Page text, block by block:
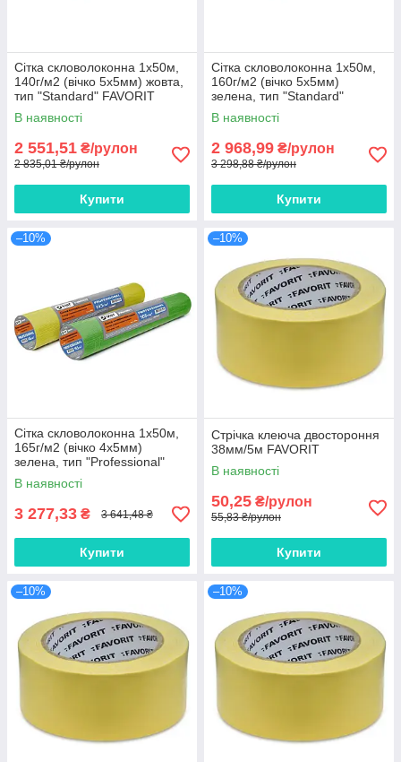
Сітка скловолоконна 1х50м,
140г/м2 (вічко 5х5мм) жовта,
тип "Standard" FAVORIT
В наявності
2 551,51 ₴/рулон
2 835,01 ₴/рулон
Купити
Сітка скловолоконна 1х50м,
160г/м2 (вічко 5х5мм)
зелена, тип "Standard"
FAVORIT
В наявності
2 968,99 ₴/рулон
3 298,88 ₴/рулон
Купити
–10%
Сітка скловолоконна 1х50м,
165г/м2 (вічко 4х5мм)
зелена, тип "Professional"
FAVORIT
В наявності
3 277,33 ₴ 3 641,48 ₴
Купити
–10%
Стрічка клеюча двостороння
38мм/5м FAVORIT
В наявності
50,25 ₴/рулон
55,83 ₴/рулон
Купити
–10% –10%